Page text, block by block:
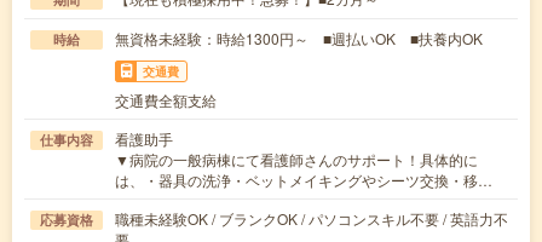
時給 無資格未経験：時給1300円～ ■週払いOK ■扶養内OK
交通費
交通費全額支給
仕事内容
看護助手
▼病院の一般病棟にて看護師さんのサポート！具体的に
は、・器具の洗浄・ベットメイキングやシーツ交換・移…
応募資格
職種未経験OK / ブランクOK / パソコンスキル不要 / 英語力不